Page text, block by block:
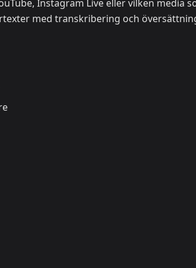
Instagram Live eller vilken media
med transkribering och